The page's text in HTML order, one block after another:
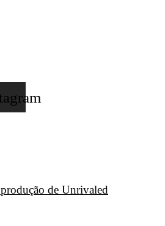
de Unrivaled